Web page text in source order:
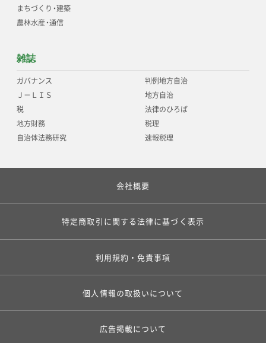
まちづくり・建築
農林水産・通信
雑誌
ガバナンス
Ｊ－ＬＩＳ
税
地方財務
自治体法務研究
判例地方自治
地方自治
法律のひろば
税理
速報税理
会社概要
特定商取引に関する法律に基づく表示
利用規約・免責事項
個人情報の取扱いについて
広告掲載について